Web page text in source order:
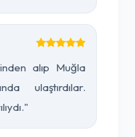
alıp Muğla
ulaştırdılar.